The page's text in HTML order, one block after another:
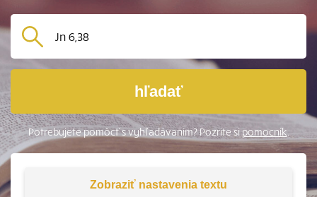
hľadať
Potrebujete pomôcť s vyhľadávaním? Pozrite sipomocník.
Zobraziť nastavenia textu